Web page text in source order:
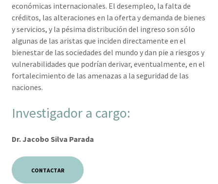
económicas internacionales. El desempleo, la falta de
créditos, las alteraciones en la oferta y demanda de bienes
y servicios, y la pésima distribución del ingreso son sólo
algunas de las aristas que inciden directamente en el
bienestar de las sociedades del mundo y dan pie a riesgos y
vulnerabilidades que podrían derivar, eventualmente, en el
fortalecimiento de las amenazas a la seguridad de las
naciones.
Investigador a cargo:
Dr. Jacobo Silva Parada
CONTACTAR